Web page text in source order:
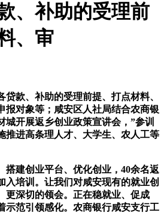
、补助的受理前
、审
款、补助的受理前提、打点材料、
报对象等；咸安区人社局结合农商银
城开展返乡创业政策宣讲会，”参训
推进高条理人才、大学生、农人工等
建创业平台、优化创业，40余名返
入培训。让我们对咸安现有的就业创
更深切的领会。正在稳就业、促成
示范引领感化。农商银行咸安支行工